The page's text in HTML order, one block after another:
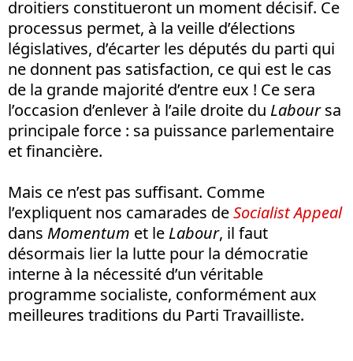
droitiers constitueront un moment décisif. Ce
processus permet, à la veille d’élections
législatives, d’écarter les députés du parti qui
ne donnent pas satisfaction, ce qui est le cas
de la grande majorité d’entre eux ! Ce sera
l’occasion d’enlever à l’aile droite du Laboursa
principale force : sa puissance parlementaire
et financière.
Mais ce n’est pas suffisant. Comme
l’expliquent nos camarades deSocialist Appeal
dans Momentum et le Labour, il faut
désormais lier la lutte pour la démocratie
interne à la nécessité d’un véritable
programme socialiste, conformément aux
meilleures traditions du Parti Travailliste.